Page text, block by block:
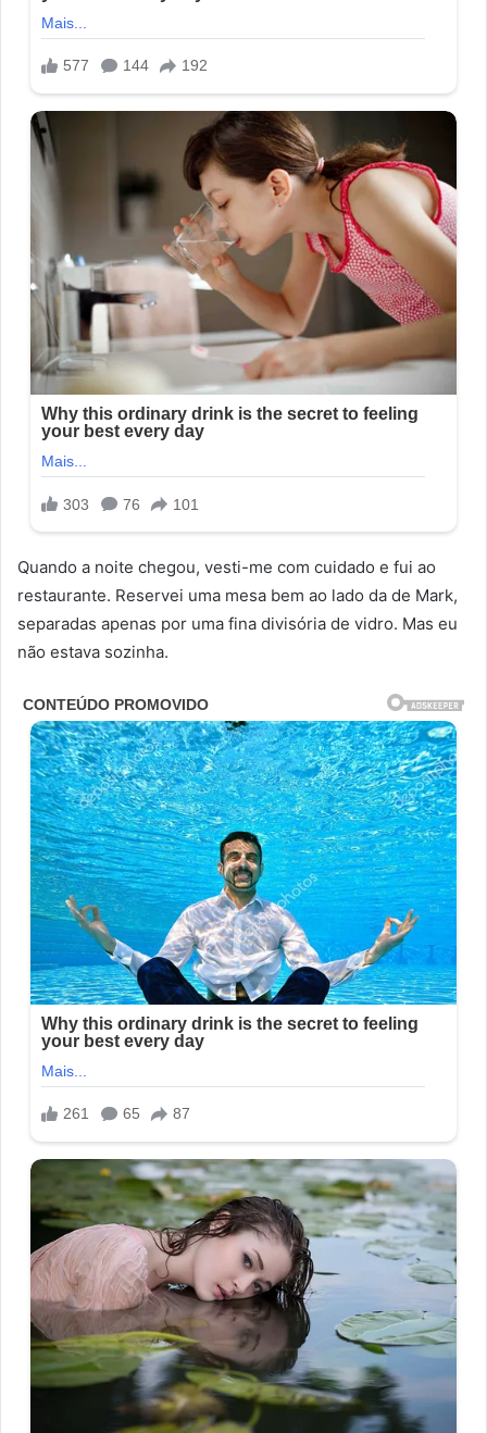
Quando a noite chegou, vesti-me com cuidado e fui ao
restaurante. Reservei uma mesa bem ao lado da de Mark,
separadas apenas por uma fina divisória de vidro. Mas eu
não estava sozinha.